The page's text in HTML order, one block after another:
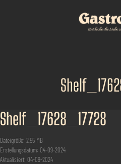
Shelf_17628_17728
Dateigröße: 2.55 MB
Erstellungsdatum: 04-09-2024
Aktualisiert: 04-09-2024